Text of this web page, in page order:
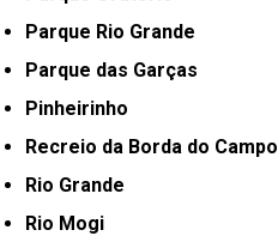
Parque Rio Grande
Parque das Garças
Pinheirinho
Recreio da Borda do Campo
Rio Grande
Rio Mogi